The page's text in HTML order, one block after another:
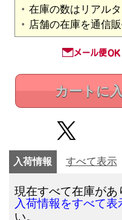
在庫の数はリアル
店舗の在庫を通信
カートに
入荷情報 すべて表示
現在すべて在庫があ
入荷情報をすべて表
い。